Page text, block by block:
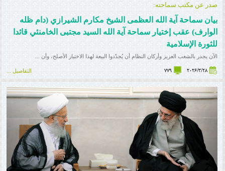
صدر عن مکتب سماحته:
بیان سماحة آیة الله العظمی الشیخ مکارم الشیرازي (دام ظله
الوارف) عقب إختیار سماحة آیة الله السید مجتبی الخامنئي قائدا
للثورة الإسلامیة
الآن يجدر بالشعب العزيز وأركان النظام أن يُجدّدوا البيعة لهذا الاختيار الأصلح، وأن ...
2026/3/28
779 التفاصيل ...